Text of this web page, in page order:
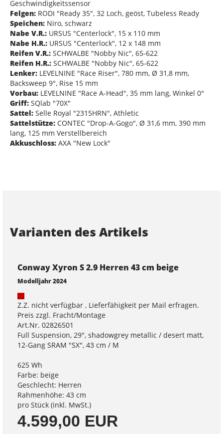
Geschwindigkeitssensor
Felgen: RODI "Ready 35", 32 Loch, geöst, Tubeless Ready
Speichen: Niro, schwarz
Nabe V.R.: URSUS "Centerlock", 15 x 110 mm
Nabe H.R.: URSUS "Centerlock", 12 x 148 mm
Reifen V.R.: SCHWALBE "Nobby Nic", 65-622
Reifen H.R.: SCHWALBE "Nobby Nic", 65-622
Lenker: LEVELNINE "Race Riser", 780 mm, Ø 31,8 mm,
Backsweep 9°, Rise 15 mm
Vorbau: LEVELNINE "Race A-Head", 35 mm lang, Winkel 0°
Griff: SQlab "70X"
Sattel: Selle Royal "2315HRN", Athletic
Sattelstütze: CONTEC "Drop-A-Gogo", Ø 31,6 mm, 390 mm
lang, 125 mm Verstellbereich
Akkuschloss: AXA "New Lock"
Varianten des Artikels
Conway Xyron S 2.9 Herren 43 cm beige
Modelljahr 2024
Z.Z. nicht verfügbar , Lieferfähigkeit per Mail erfragen.
Preis zzgl. Fracht/Montage
Art.Nr. 02826501
Full Suspension, 29", shadowgrey metallic / desert matt,
12-Gang SRAM "SX", 43 cm / M
625 Wh
Farbe: beige
Geschlecht: Herren
Rahmenhöhe: 43 cm
pro Stück (inkl. MwSt.)
4.599,00 EUR